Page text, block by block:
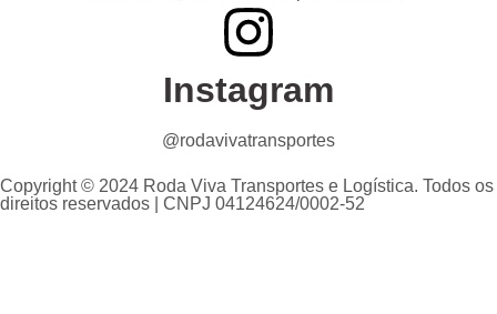
Instagram
@rodavivatransportes
Copyright © 2024 Roda Viva Transportes e Logística. Todos os
direitos reservados | CNPJ 04124624/0002-52